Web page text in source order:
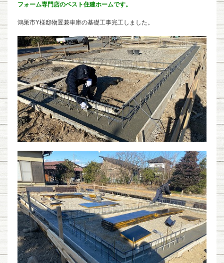
フォーム専門店のベスト住建ホームです。
鴻巣市Y様邸物置兼車庫の基礎工事完工しました。